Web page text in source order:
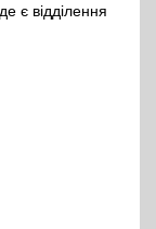
є відділення